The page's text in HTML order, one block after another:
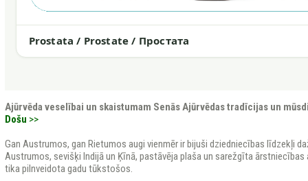
Prostata / Prostate / Простата
Ajūrvēda veselībai un skaistumam Senās Ajūrvēdas tradīcijas un
Došu >>
Gan Austrumos, gan Rietumos augi vienmēr ir bijuši dziedniecības līdzekļi
Austrumos, sevišķi Indijā un Ķīnā, pastāvēja plaša un sarežgīta
tika pilnveidota gadu tūkstošos.